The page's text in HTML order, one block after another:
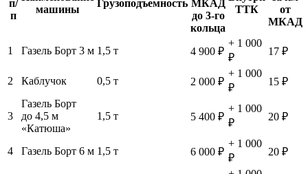
п/
п
машины
Грузоподъемность МКАД
до 3-го
кольца
ТТК
от
МКАД
1 Газель Борт 3 м 1,5 т 4 900 ₽
+ 1 000
₽
17 ₽
2 Каблучок 0,5 т 2 000 ₽
+ 1 000
₽
15 ₽
3
Газель Борт
до 4,5 м
«Катюша»
1,5 т 5 400 ₽
+ 1 000
₽
20 ₽
4 Газель Борт 6 м 1,5 т 6 000 ₽
+ 1 000
₽
20 ₽